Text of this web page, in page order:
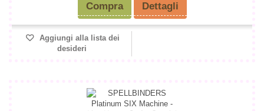
Compra Dettagli
Aggiungi alla lista dei
desideri